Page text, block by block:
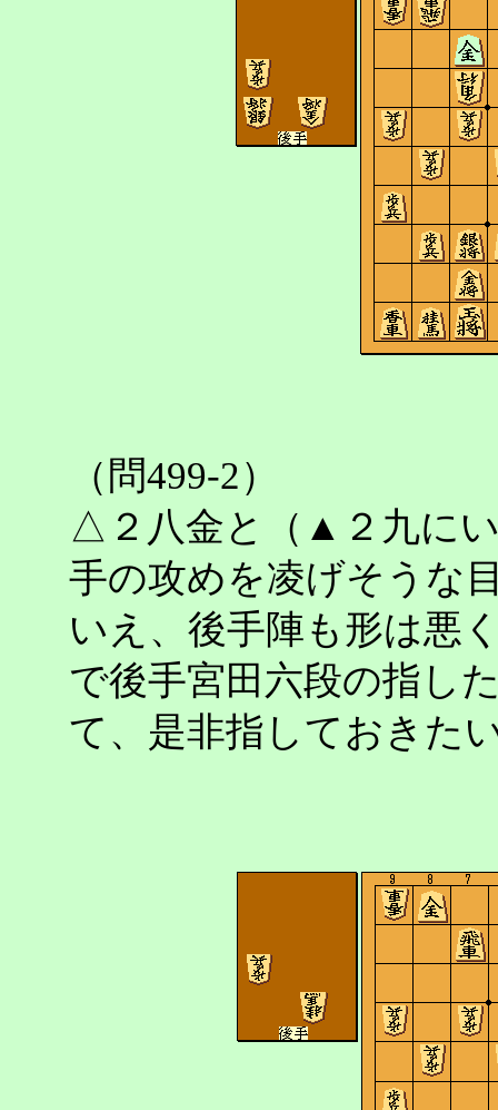
（問499-2）
△２八金と（▲２九に
手の攻めを凌げそうな
いえ、後手陣も形は悪
で後手宮田六段の指し
て、是非指しておきた